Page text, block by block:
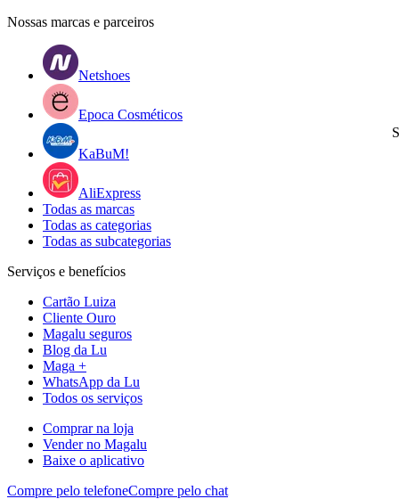
Nossas marcas e parceiros
Netshoes
Epoca Cosméticos
KaBuM!
AliExpress
Todas as marcas
Todas as categorias
Todas as subcategorias
Serviços e benefícios
Cartão Luiza
Cliente Ouro
Magalu seguros
Blog da Lu
Maga +
WhatsApp da Lu
Todos os serviços
Comprar na loja
Vender no Magalu
Baixe o aplicativo
Compre pelo telefoneCompre pelo chat